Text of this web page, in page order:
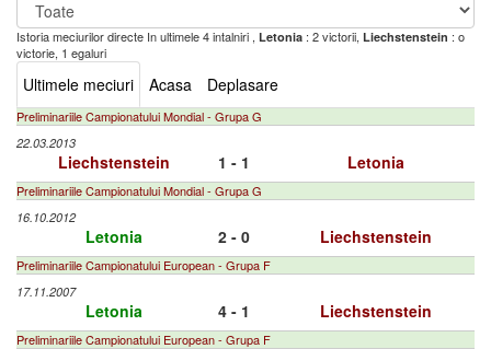
Istoria meciurilor directe In ultimele 4 intalniri , Letonia : 2 victorii, Liechstenstein : o
victorie, 1 egaluri
Ultimele meciuri Acasa Deplasare
Preliminariile Campionatului Mondial - Grupa G
22.03.2013
Liechstenstein 1 - 1 Letonia
Preliminariile Campionatului Mondial - Grupa G
16.10.2012
Letonia 2 - 0 Liechstenstein
Preliminariile Campionatului European - Grupa F
17.11.2007
Letonia 4 - 1 Liechstenstein
Preliminariile Campionatului European - Grupa F